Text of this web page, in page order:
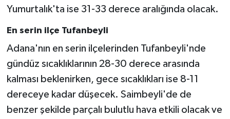
Yumurtalık'ta ise 31-33 derece aralığında olacak.
En serin ilçe Tufanbeyli
Adana'nın en serin ilçelerinden Tufanbeyli'nde
gündüz sıcaklıklarının 28-30 derece arasında
kalması beklenirken, gece sıcaklıkları ise 8-11
dereceye kadar düşecek. Saimbeyli'de de
benzer şekilde parçalı bulutlu hava etkili olacak ve